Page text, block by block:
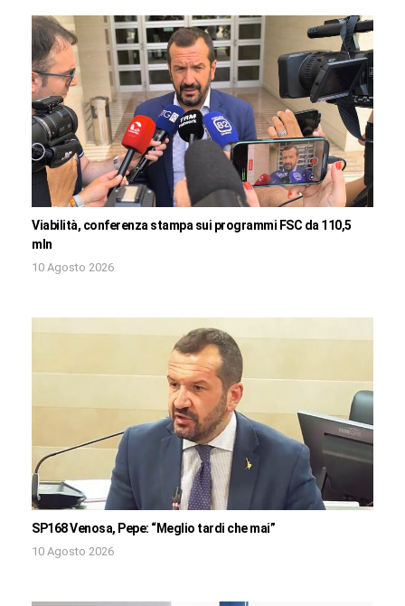
Viabilità, conferenza stampa sui programmi FSC da 110,5
mln
10 Agosto 2026
SP168 Venosa, Pepe: “Meglio tardi che mai”
10 Agosto 2026